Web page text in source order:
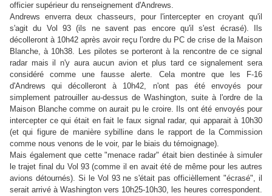
officier supérieur du renseignement d'Andrews.
Andrews enverra deux chasseurs, pour l'intercepter en croyant qu'il
s'agit du Vol 93 (ils ne savent pas encore qu'il s'est écrasé). Ils
décolleront à 10h42 après avoir reçu l'ordre du PC de crise de la Maison
Blanche, à 10h38. Les pilotes se porteront à la rencontre de ce signal
radar mais il n'y aura aucun avion et plus tard ce signalement sera
considéré comme une fausse alerte. Cela montre que les F-16
d'Andrews qui décolleront à 10h42, n'ont pas été envoyés pour
simplement patrouiller au-dessus de Washington, suite à l'ordre de la
Maison Blanche comme on aurait pu le croire. Ils ont été envoyés pour
intercepter ce qui était en fait le faux signal radar, qui apparait à 10h30
(et qui figure de manière sybilline dans le rapport de la Commission
comme nous venons de le voir, par le biais du témoignage).
Mais également que cette "menace radar" était bien destinée à simuler
le trajet final du Vol 93 (comme il en avait été de même pour les autres
avions détournés). Si le Vol 93 ne s'était pas officièllement "écrasé", il
serait arrivé à Washington vers 10h25-10h30, les heures correspondent.